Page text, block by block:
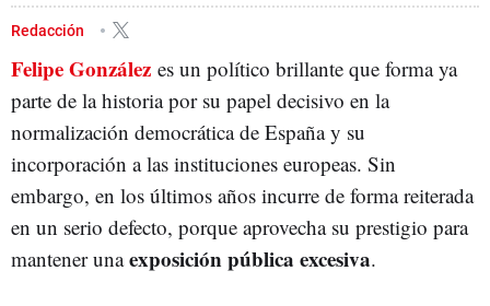
JUAN CARLOS I
Redacción
Felipe González es un político brillante que forma ya
parte de la historia por su papel decisivo en la
normalización democrática de España y su
incorporación a las instituciones europeas. Sin
embargo, en los últimos años incurre de forma reiterada
en un serio defecto, porque aprovecha su prestigio para
mantener unaexposición pública excesiva.